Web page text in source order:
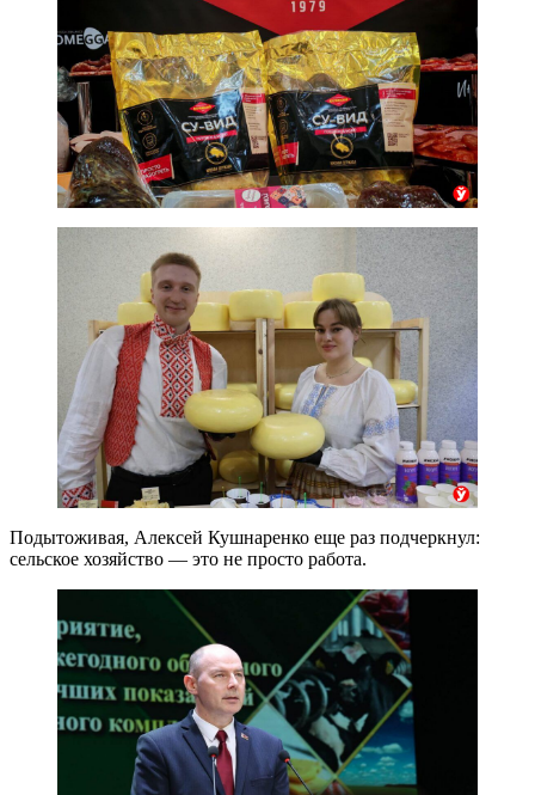
Подытоживая, Алексей Кушнаренко еще раз подчеркнул:
сельское хозяйство — это не просто работа.